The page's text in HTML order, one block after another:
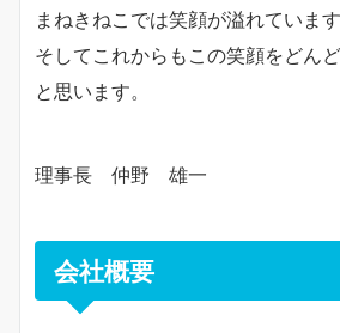
まねきねこでは笑顔が溢れています
そしてこれからもこの笑顔をどん
と思います。
理事長 仲野 雄一
会社概要